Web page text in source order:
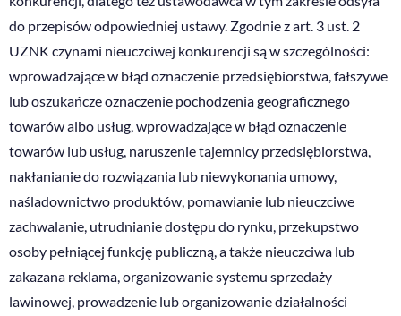
do przepisów odpowiedniej ustawy. Zgodnie z art. 3 ust. 2
UZNK czynami nieuczciwej konkurencji są w szczególności:
wprowadzające w błąd oznaczenie przedsiębiorstwa, fałszywe
lub oszukańcze oznaczenie pochodzenia geograficznego
towarów albo usług, wprowadzające w błąd oznaczenie
towarów lub usług, naruszenie tajemnicy przedsiębiorstwa,
nakłanianie do rozwiązania lub niewykonania umowy,
naśladownictwo produktów, pomawianie lub nieuczciwe
zachwalanie, utrudnianie dostępu do rynku, przekupstwo
osoby pełniącej funkcję publiczną, a także nieuczciwa lub
zakazana reklama, organizowanie systemu sprzedaży
lawinowej, prowadzenie lub organizowanie działalności